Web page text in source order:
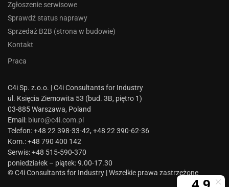
Zgłoszenie serwisowe
Sprawdź status naprawy
Sprzedaż B2B (strona w budowie)
Kontakt
Praca
C4i Sp. z.o.o. | C4i Consultants for Industry
ul. Księcia Ziemowita 53 (bud. 3B, piętro 1)
03-885 Warszawa, Poland
Email: biuro@c4i.com.pl
Telefon: +48 22 398-33-42, +48 22 390-62-36
Kom.: +48 790 400 142
Serwis: +48 515-590-370
poniedziałek – piątek: 9.00-17.30
© C4i Consultants for Industry | Wszelkie prawa zastrzeżone